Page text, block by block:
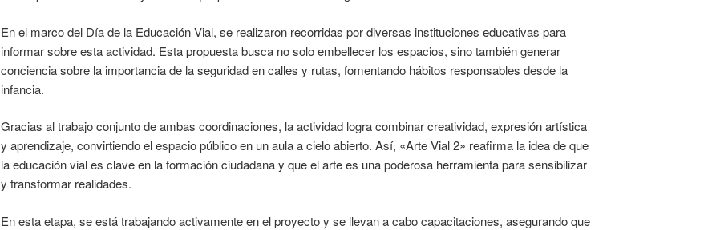
En el marco del Día de la Educación Vial, se realizaron recorridas por diversas instituciones educativas para
informar sobre esta actividad. Esta propuesta busca no solo embellecer los espacios, sino también generar
conciencia sobre la importancia de la seguridad en calles y rutas, fomentando hábitos responsables desde la
infancia.
Gracias al trabajo conjunto de ambas coordinaciones, la actividad logra combinar creatividad, expresión artística
y aprendizaje, convirtiendo el espacio público en un aula a cielo abierto. Así, «Arte Vial 2» reafirma la idea de que
la educación vial es clave en la formación ciudadana y que el arte es una poderosa herramienta para sensibilizar
y transformar realidades.
En esta etapa, se está trabajando activamente en el proyecto y se llevan a cabo capacitaciones, asegurando que